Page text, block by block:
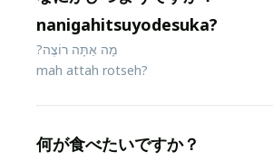
nanigahitsuyodesuka?
מָה אַתָּה רוֹצֶה?
mah attah rotseh?
何が食べたいですか？